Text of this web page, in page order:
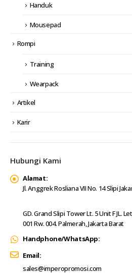
Handuk
Mousepad
Rompi
Training
Wearpack
Artikel
Karir
Hubungi Kami
Alamat:
Jl. Anggrek Rosliana VII No. 14 Slipi
GD. Grand Slipi Tower Lt. 5 Unit F JL.
001 Rw. 004. Palmerah, Jakarta Barat
Handphone/WhatsApp:
Email:
sales@imperopromosi.com